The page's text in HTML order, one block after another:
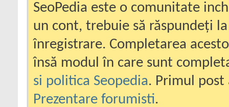
SeoPedia este o comunitate
un cont, trebuie să răspundeți
înregistrare. Completarea
însă modul în care sunt
si politica Seopedia. Primul
Prezentare forumisti.